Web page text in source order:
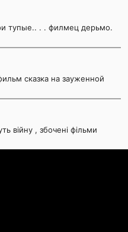
тупые.. . . филмец дерьмо.
сказка на зауженной
війну , збочені фільми